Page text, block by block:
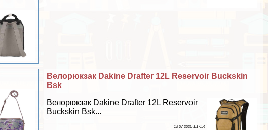
Велорюкзак Dakine Drafter 12L Reservoir Buckskin
Bsk
Велорюкзак Dakine Drafter 12L Reservoir
Buckskin Bsk...
13 07 2026 1:17:54